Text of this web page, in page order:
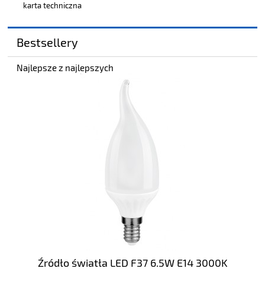
karta techniczna
Bestsellery
Najlepsze z najlepszych
Źródło światła LED F37 6.5W E14 3000K